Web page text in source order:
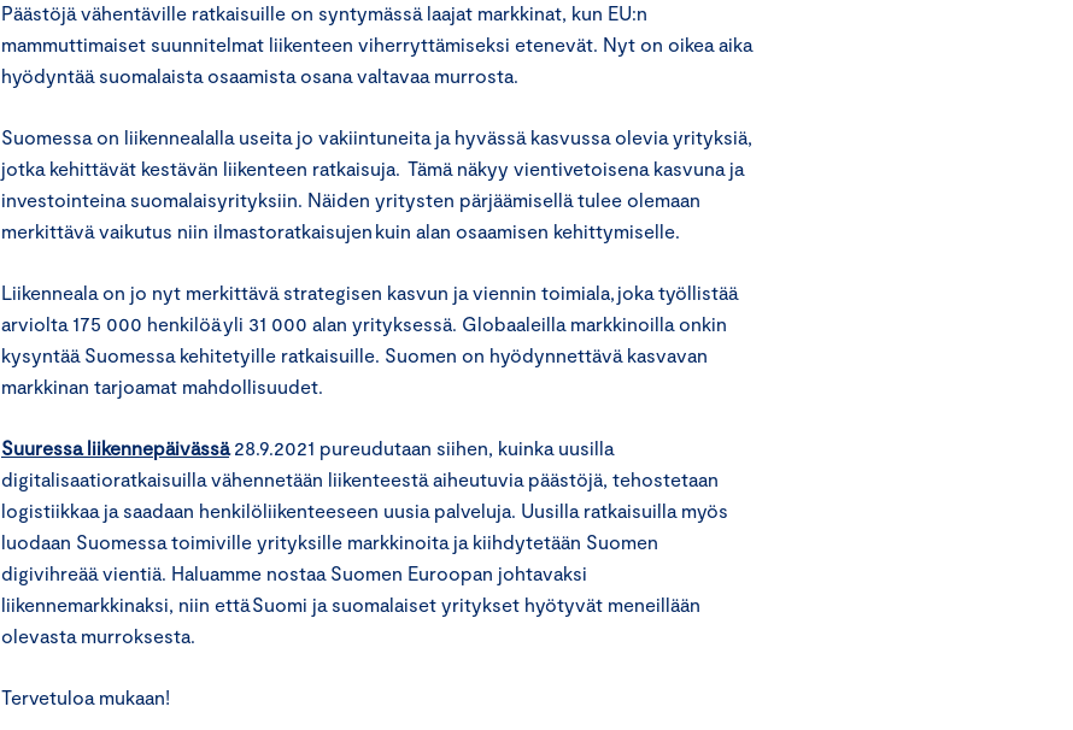
Päästöjä vähentäville ratkaisuille on syntymässä laajat markkinat, kun EU:n
mammuttimaiset suunnitelmat liikenteen viherryttämiseksi etenevät. Nyt on oikea aika
hyödyntää suomalaista osaamista osana valtavaa murrosta.
Suomessa on liikennealalla useita jo vakiintuneita ja hyvässä kasvussa olevia yrityksiä,
jotka kehittävät kestävän liikenteen ratkaisuja. Tämä näkyy vientivetoisena kasvuna ja
investointeina suomalaisyrityksiin. Näiden yritysten pärjäämisellä tulee olemaan
merkittävä vaikutus niin ilmastoratkaisujen kuin alan osaamisen kehittymiselle.
Liikenneala on jo nyt merkittävä strategisen kasvun ja viennin toimiala, joka työllistää
arviolta 175 000 henkilöä yli 31 000 alan yrityksessä. Globaaleilla markkinoilla onkin
kysyntää Suomessa kehitetyille ratkaisuille. Suomen on hyödynnettävä kasvavan
markkinan tarjoamat mahdollisuudet.
Suuressa liikennepäivässä28.9.2021 pureudutaan siihen, kuinka uusilla
digitalisaatioratkaisuilla vähennetään liikenteestä aiheutuvia päästöjä, tehostetaan
logistiikkaa ja saadaan henkilöliikenteeseen uusia palveluja. Uusilla ratkaisuilla myös
luodaan Suomessa toimiville yrityksille markkinoita ja kiihdytetään Suomen
digivihreää vientiä. Haluamme nostaa Suomen Euroopan johtavaksi
liikennemarkkinaksi, niin että Suomi ja suomalaiset yritykset hyötyvät meneillään
olevasta murroksesta.
Tervetuloa mukaan!